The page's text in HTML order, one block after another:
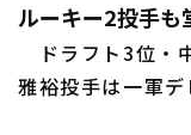
ルーキー2投手も
ドラフト3位・
雅裕投手は一軍デ